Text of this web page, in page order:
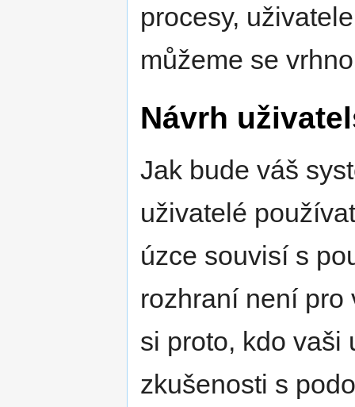
procesy,
můžeme se
Návrh
Jak bude váš
uživatelé
úzce souvisí s
rozhraní není pro
si proto, kdo vaši
zkušenosti s